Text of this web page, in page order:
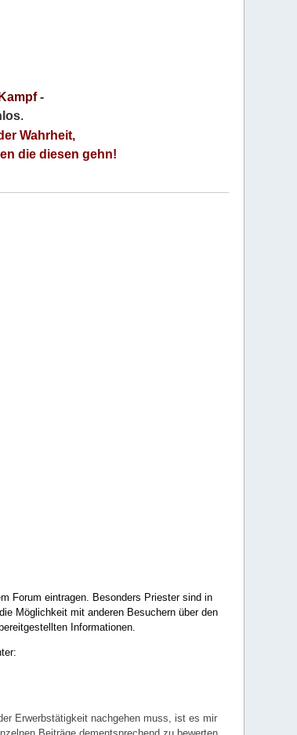
-
.
Wahrheit,
die diesen gehn!
Forum eintragen. Besonders Priester sind in
Möglichkeit mit anderen Besuchern über den
Informationen.
Erwerbstätigkeit nachgehen muss, ist es mir